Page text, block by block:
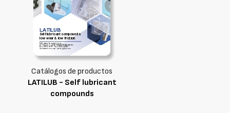
Catálogos de productos
LATILUB - Self lubricant
compounds